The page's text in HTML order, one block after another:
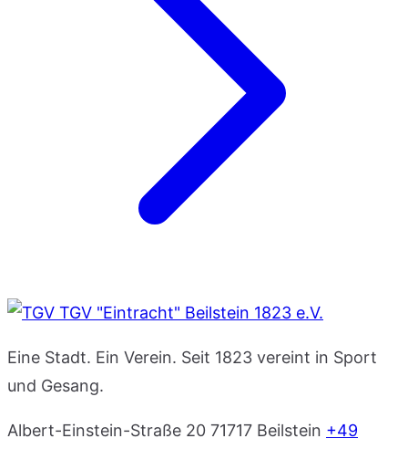
TGV "Eintracht" Beilstein 1823 e.V.
Eine Stadt. Ein Verein. Seit 1823 vereint in Sport
und Gesang.
Albert-Einstein-Straße 20 71717 Beilstein +49